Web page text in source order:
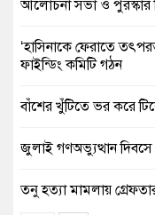
আলোচনা সভা ও পুরস্কার
‘হাসিনাকে ফেরাতে
ফাইন্ডিং কমিটি গঠন
বাঁশের খুঁটিতে ভর করে
জুলাই গণঅভ্যুত্থান দিবসে
তনু হত্যা মামলায়